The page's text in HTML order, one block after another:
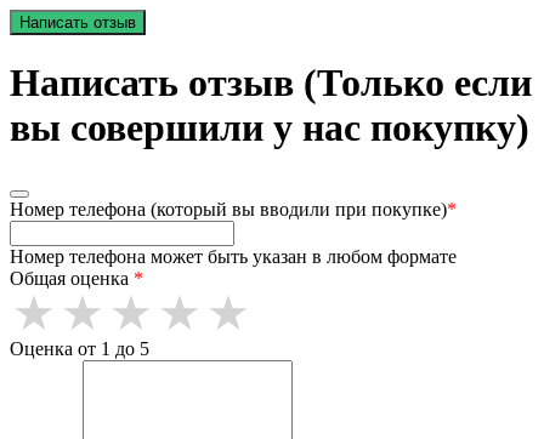
Написать отзыв
Написать отзыв (Только если
вы совершили у нас покупку)
Номер телефона (который вы вводили при покупке)*
Номер телефона может быть указан в любом формате
Общая оценка *
Оценка от 1 до 5